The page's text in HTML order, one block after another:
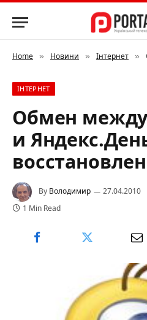
Home » Новини » Інтернет »
ІНТЕРНЕТ
Обмен между
и
восстановлен
By Володимир 27.04.2010
1 Min Read